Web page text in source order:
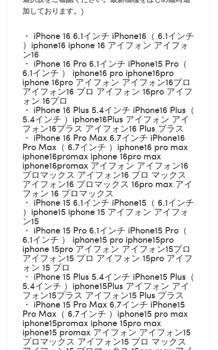
加しております。)
・ iPhone 16 6.1インチ iPhone16（ 6.1インチ
）iphone16 iphone 16 アイフォン アイフォ
ン16
・ iPhone 16 Pro 6.1インチ iPhone15 Pro（
6.1インチ ） iphone16 pro iphone16pro
iphone 16pro アイフォン アイフォン16プロ
アイフォン16 プロ アイフォン 16pro アイフ
ォン 16プロ
・ iPhone 16 Plus 5.4インチ iPhone16 Plus（
5.4インチ ）iphone16Plus アイフォン アイ
フォン16プラス アイフォン16 Plus プラス
・ iPhone 16 Pro Max 6.7インチ iPhone16
Pro Max（ 6.7インチ ）iphone16 pro max
iphone16promax iphone 16pro max
iphone16promax アイフォン アイフォン16
プロマックス アイフォン16 プロ マックス
アイフォン16 プロマックス 16pro max アイ
フォン 16 プロマックス
・ iPhone 15 6.1インチ iPhone15（ 6.1インチ
）iphone15 iphone 15 アイフォン アイフォ
ン15
・ iPhone 15 Pro 6.1インチ iPhone15 Pro（
6.1インチ ） iphone15 pro iphone15pro
iphone 15pro アイフォン アイフォン15プロ
アイフォン15 プロ アイフォン 15pro アイフ
ォン 15 プロ
・ iPhone 15 Plus 5.4インチ iPhone15 Plus（
5.4インチ ）iphone15Plus アイフォン アイ
フォン15プラス アイフォン15 Plus プラス
・ iPhone 15 Pro Max 6.7インチ iPhone15
Pro Max（ 6.7インチ ）iphone15 pro max
iphone15promax iphone 15pro max
iphone15 promax アイフォン アイフォン15
プロマックス アイフォン15 プロ マックス